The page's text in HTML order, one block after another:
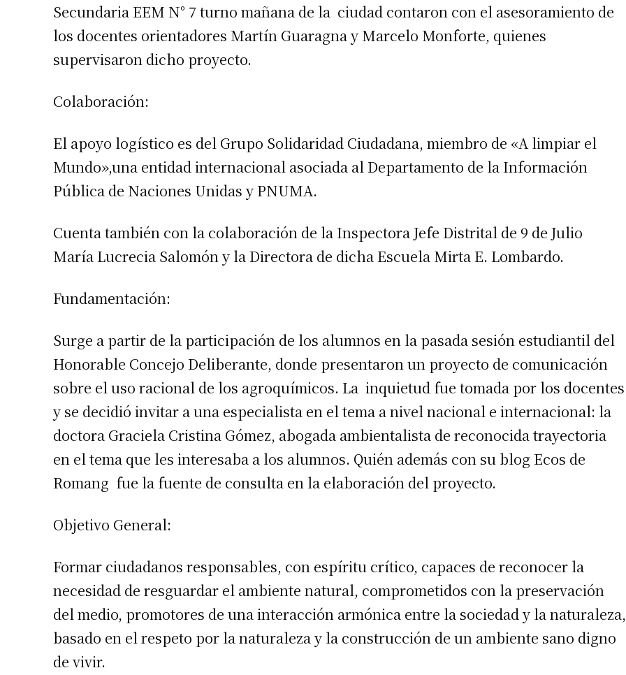
Suscribirme gratis
Secundaria EEM N° 7 turno mañana de la ciudad contaron con el asesoramiento de
los docentes orientadores Martín Guaragna y Marcelo Monforte, quienes
supervisaron dicho proyecto.
Colaboración:
El apoyo logístico es del Grupo Solidaridad Ciudadana, miembro de «A limpiar el
Mundo»,una entidad internacional asociada al Departamento de la Información
Pública de Naciones Unidas y PNUMA.
Cuenta también con la colaboración de la Inspectora Jefe Distrital de 9 de Julio
María Lucrecia Salomón y la Directora de dicha Escuela Mirta E. Lombardo.
Fundamentación:
Surge a partir de la participación de los alumnos en la pasada sesión estudiantil del
Honorable Concejo Deliberante, donde presentaron un proyecto de comunicación
sobre el uso racional de los agroquímicos. La inquietud fue tomada por los docentes
y se decidió invitar a una especialista en el tema a nivel nacional e internacional: la
doctora Graciela Cristina Gómez, abogada ambientalista de reconocida trayectoria
en el tema que les interesaba a los alumnos. Quién además con su blog Ecos de
Romang fue la fuente de consulta en la elaboración del proyecto.
Objetivo General:
Formar ciudadanos responsables, con espíritu crítico, capaces de reconocer la
necesidad de resguardar el ambiente natural, comprometidos con la preservación
del medio, promotores de una interacción armónica entre la sociedad y la naturaleza,
basado en el respeto por la naturaleza y la construcción de un ambiente sano digno
de vivir.